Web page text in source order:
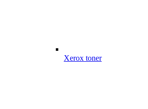
Xerox toner